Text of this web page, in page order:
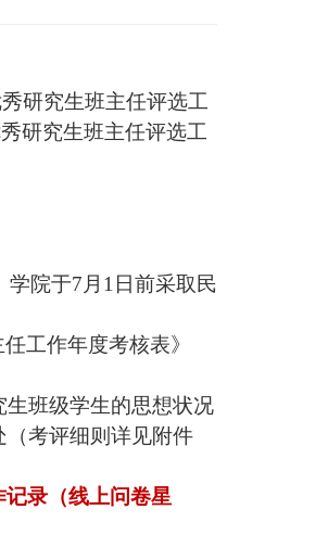
研究生班主任评选工
研究生班主任评选工
学院于7月 1 日前采取民
工作年度考核表》
班级学生的思想状况
（考评细则 详见附件
录（线上问卷星